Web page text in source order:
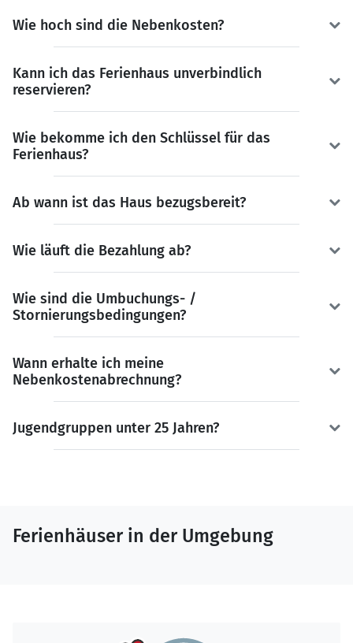
Wie hoch sind die Nebenkosten?
Kann ich das Ferienhaus unverbindlich
reservieren?
Wie bekomme ich den Schlüssel für das
Ferienhaus?
Ab wann ist das Haus bezugsbereit?
Wie läuft die Bezahlung ab?
Wie sind die Umbuchungs- /
Stornierungsbedingungen?
Wann erhalte ich meine
Nebenkostenabrechnung?
Jugendgruppen unter 25 Jahren?
Ferienhäuser in der Umgebung